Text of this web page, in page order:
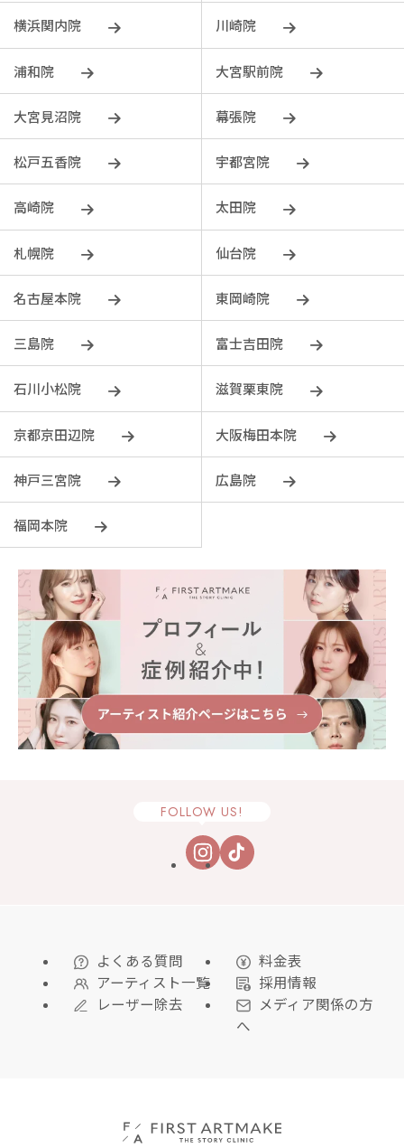
横浜関内院 川崎院
浦和院 大宮駅前院
大宮見沼院 幕張院
松戸五香院 宇都宮院
⾼崎院 太田院
札幌院 仙台院
名古屋本院 東岡崎院
三島院 富士吉田院
石川小松院 滋賀栗東院
京都京田辺院 大阪梅田本院
神戸三宮院 広島院
福岡本院
FOLLOW US!
よくある質問
料金表
アーティスト一覧
採用情報
レーザー除去
メディア関係の方
へ